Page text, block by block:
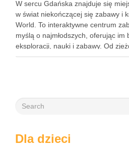
W sercu Gdańska znajduje się
w świat niekończącej się zabawy i
World. To interaktywne centrum
myślą o najmłodszych, oferując
eksploracji, nauki i zabawy. Od
strefy, Loopy’s World zaspokaja
Dla dzieci